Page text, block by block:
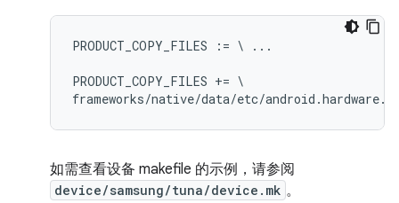
PRODUCT_COPY_FILES := \ ...
PRODUCT_COPY_FILES += \
如需查看设备 makefile 的示例，请参阅
device/samsung/tuna/device.mk 。